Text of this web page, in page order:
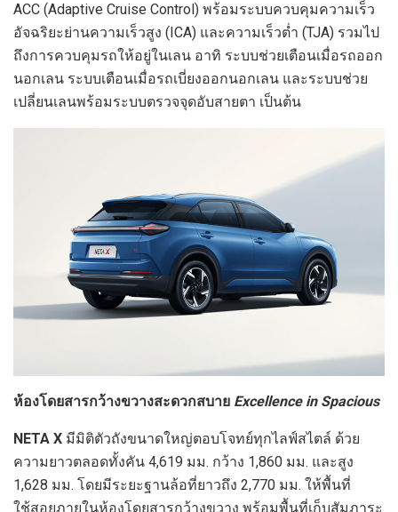
ACC (Adaptive Cruise Control) พร้อมระบบควบคุมความเร็ว
อัจฉริยะย่านความเร็วสูง (ICA) และความเร็วต่ำ (TJA) รวมไป
ถึงการควบคุมรถให้อยู่ในเลน อาทิ ระบบช่วยเตือนเมื่อรถออก
นอกเลน ระบบเตือนเมื่อรถเบี่ยงออกนอกเลน และระบบช่วย
เปลี่ยนเลนพร้อมระบบตรวจจุดอับสายตา เป็นต้น
ห้องโดยสารกว้างขวางสะดวกสบาย Excellence in Spacious
NETA X มีมิติตัวถังขนาดใหญ่ตอบโจทย์ทุกไลฟ์สไตล์ ด้วย
ความยาวตลอดทั้งคัน 4,619 มม. กว้าง 1,860 มม. และสูง
1,628 มม. โดยมีระยะฐานล้อที่ยาวถึง 2,770 มม. ให้พื้นที่
ใช้สอยภายในห้องโดยสารกว้างขวาง พร้อมพื้นที่เก็บสัมภาระ